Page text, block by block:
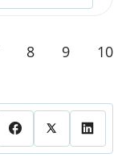
8 9 10